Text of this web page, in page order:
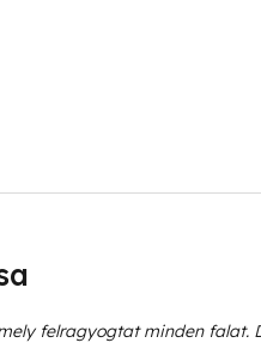
felragyogtat minden falat.